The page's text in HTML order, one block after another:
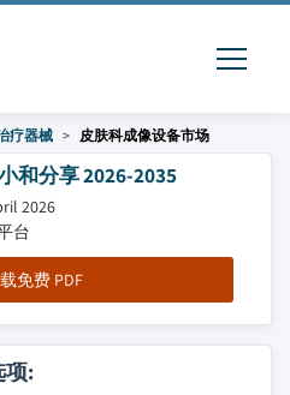
疗器械 皮肤科成像设备市场
和分享 2026-2035
2026
台
免费 PDF
项: